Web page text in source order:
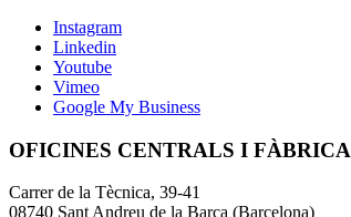
Instagram
Linkedin
Youtube
Vimeo
Google My Business
OFICINES CENTRALS I FÀBRICA
Carrer de la Tècnica, 39-41
08740 Sant Andreu de la Barca (Barcelona)